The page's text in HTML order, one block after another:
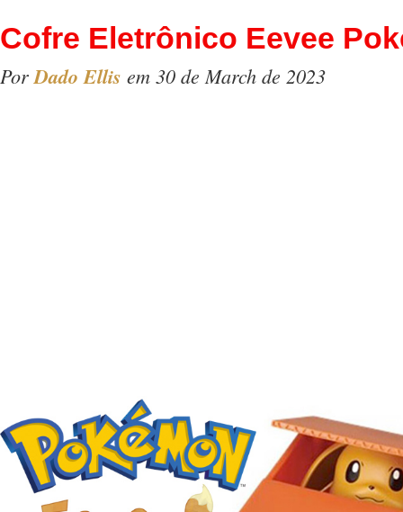
Cofre Eletrônico Eevee
PorDado Ellis em 30 de March de 2023